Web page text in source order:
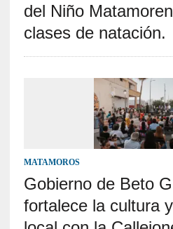
del Niño
clases de natación.
MATAMOROS
Gobierno de Beto
fortalece la cultura